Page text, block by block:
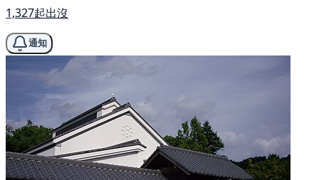
1,327起出沒
通知